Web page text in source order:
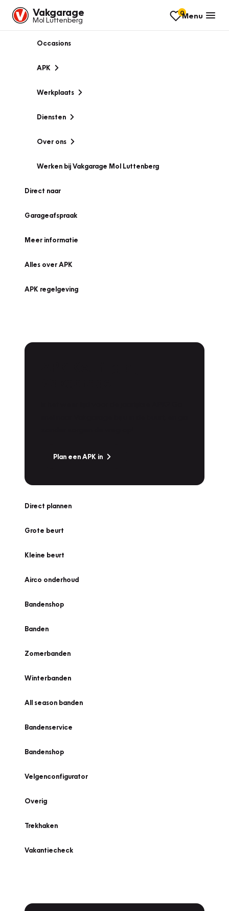
Vakgarage
Mol Luttenberg
0Menu
Occasions
APK
Werkplaats
Diensten
Over ons
Werken bij Vakgarage Mol Luttenberg
Direct naar
Garageafspraak
Meer informatie
Alles over APK
APK regelgeving
Plan een APK in
Direct plannen
Grote beurt
Kleine beurt
Airco onderhoud
Bandenshop
Banden
Zomerbanden
Winterbanden
All season banden
Bandenservice
Bandenshop
Velgenconfigurator
Overig
Trekhaken
Vakantiecheck